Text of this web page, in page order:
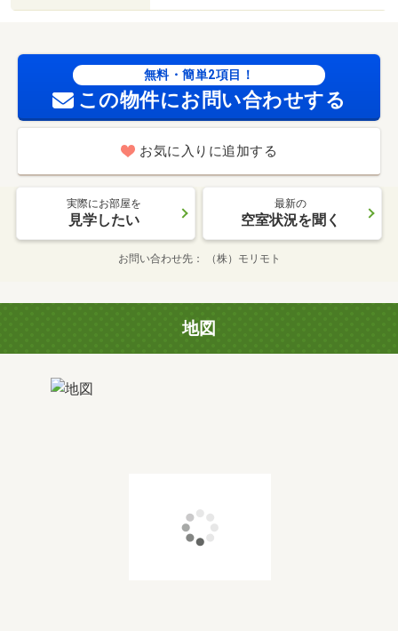
無料・簡単2項目！
この物件にお問い合わせする
お気に入りに追加する
実際にお部屋を
見学したい
最新の
空室状況を聞く
お問い合わせ先 （株）モリモト
地図